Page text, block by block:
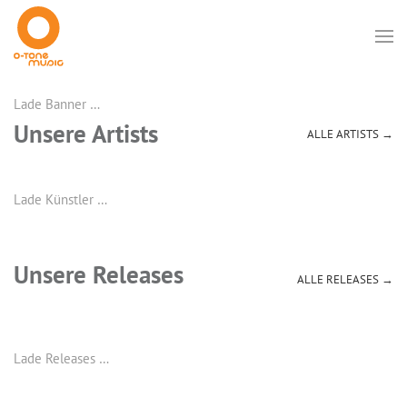
Lade Banner …
Unsere Artists ALLE ARTISTS →
Lade Künstler …
Unsere Releases ALLE RELEASES →
Lade Releases …